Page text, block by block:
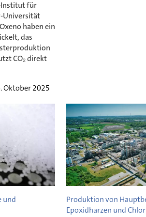
Institut für
Universität
haben ein
das
CO₂ direkt
Oktober 2025
und
Produktion von
Epoxidharzen und Chlor